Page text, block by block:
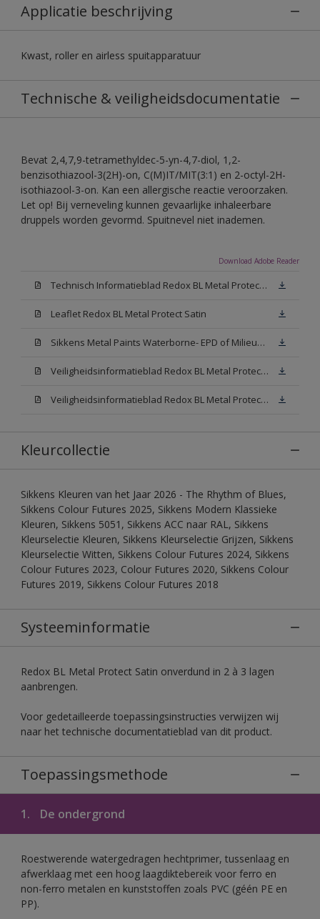
Applicatie beschrijving
Kwast, roller en airless spuitapparatuur
Technische & veiligheidsdocumentatie
Bevat 2,4,7,9-tetramethyldec-5-yn-4,7-diol, 1,2-
benzisothiazool-3(2H)-on, C(M)IT/MIT(3:1) en 2-octyl-2H-
isothiazool-3-on. Kan een allergische reactie veroorzaken.
Let op! Bij verneveling kunnen gevaarlijke inhaleerbare
druppels worden gevormd. Spuitnevel niet inademen.
Download Adobe Reader
Technisch Informatieblad Redox BL Metal Protect (PDF)
Leaflet Redox BL Metal Protect Satin
Sikkens Metal Paints Waterborne- EPD of Milieuproductverklaring
Veiligheidsinformatieblad Redox BL Metal Protect Satin N00 (MSDS)
Veiligheidsinformatieblad Redox BL Metal Protect Satin White W05 (MSDS)
Kleurcollectie
Sikkens Kleuren van het Jaar 2026 - The Rhythm of Blues,
Sikkens Colour Futures 2025, Sikkens Modern Klassieke
Kleuren, Sikkens 5051, Sikkens ACC naar RAL, Sikkens
Kleurselectie Kleuren, Sikkens Kleurselectie Grijzen, Sikkens
Kleurselectie Witten, Sikkens Colour Futures 2024, Sikkens
Colour Futures 2023, Colour Futures 2020, Sikkens Colour
Futures 2019, Sikkens Colour Futures 2018
Systeeminformatie
Redox BL Metal Protect Satin onverdund in 2 à 3 lagen
aanbrengen.
Voor gedetailleerde toepassingsinstructies verwijzen wij
naar het technische documentatieblad van dit product.
Toepassingsmethode
1. De ondergrond
Roestwerende watergedragen hechtprimer, tussenlaag en
afwerklaag met een hoog laagdiktebereik voor ferro en
non-ferro metalen en kunststoffen zoals PVC (géén PE en
PP).